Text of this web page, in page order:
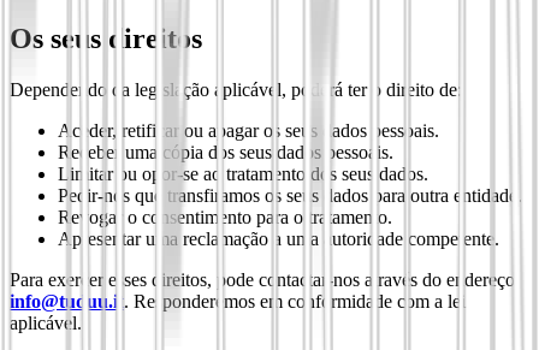
Os seus direitos
Dependendo da legislação aplicável, poderá ter o direito de:
Aceder, retificar ou apagar os seus dados pessoais.
Receber uma cópia dos seus dados pessoais.
Limitar ou opor-se ao tratamento dos seus dados.
Pedir-nos que transfiramos os seus dados para outra entidade.
Revogar o consentimento para o tratamento.
Apresentar uma reclamação a uma autoridade competente.
Para exercer esses direitos, pode contactar-nos através do endereço
info@tuduu.it. Responderemos em conformidade com a lei
aplicável.